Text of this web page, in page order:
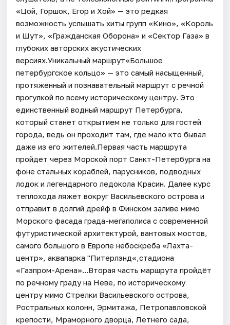
«Цой, Горшок, Егор и Хой» — это редкая
возможность услышать хиты групп «Кино», «Король
и Шут», «Гражданская Оборона» и «Сектор Газа» в
глубоких авторских акустических
версиях.Уникальный маршрут«Большое
петербургское кольцо» — это самый насыщенный,
протяженный и познавательный маршрут с речной
прогулкой по всему историческому центру. Это
единственный водный маршрут Петербурга,
который станет открытием не только для гостей
города, ведь он проходит там, где мало кто бывал
даже из его жителей.Первая часть маршрута
пройдет через Морской порт Санкт-Петербурга на
фоне стальных кораблей, парусников, подводных
лодок и легендарного ледокола Красин. Далее курс
теплохода ляжет вокруг Васильевского острова и
отправит в долгий дрейф в Финском заливе мимо
Морского фасада града-мегаполиса с современной
футуристической архитектурой, вантовых мостов,
самого большого в Европе небоскреба «Лахта-
центр», аквапарка "Питерлэнд«,стадиона
«Газпром-Арена»...Вторая часть маршрута пройдёт
по речному граду на Неве, по историческому
центру мимо Стрелки Васильевского острова,
Ростральных колонн, Эрмитажа, Петропавловской
крепости, Мраморного дворца, Летнего сада,